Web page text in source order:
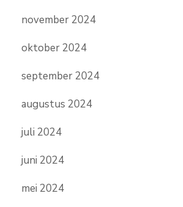
november 2024
oktober 2024
september 2024
augustus 2024
juli 2024
juni 2024
mei 2024